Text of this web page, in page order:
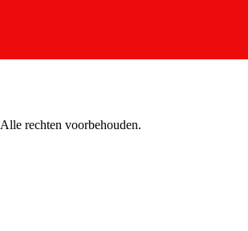
Alle rechten voorbehouden.